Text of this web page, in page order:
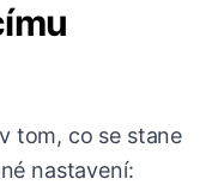
tom, co se stane
nastavení: